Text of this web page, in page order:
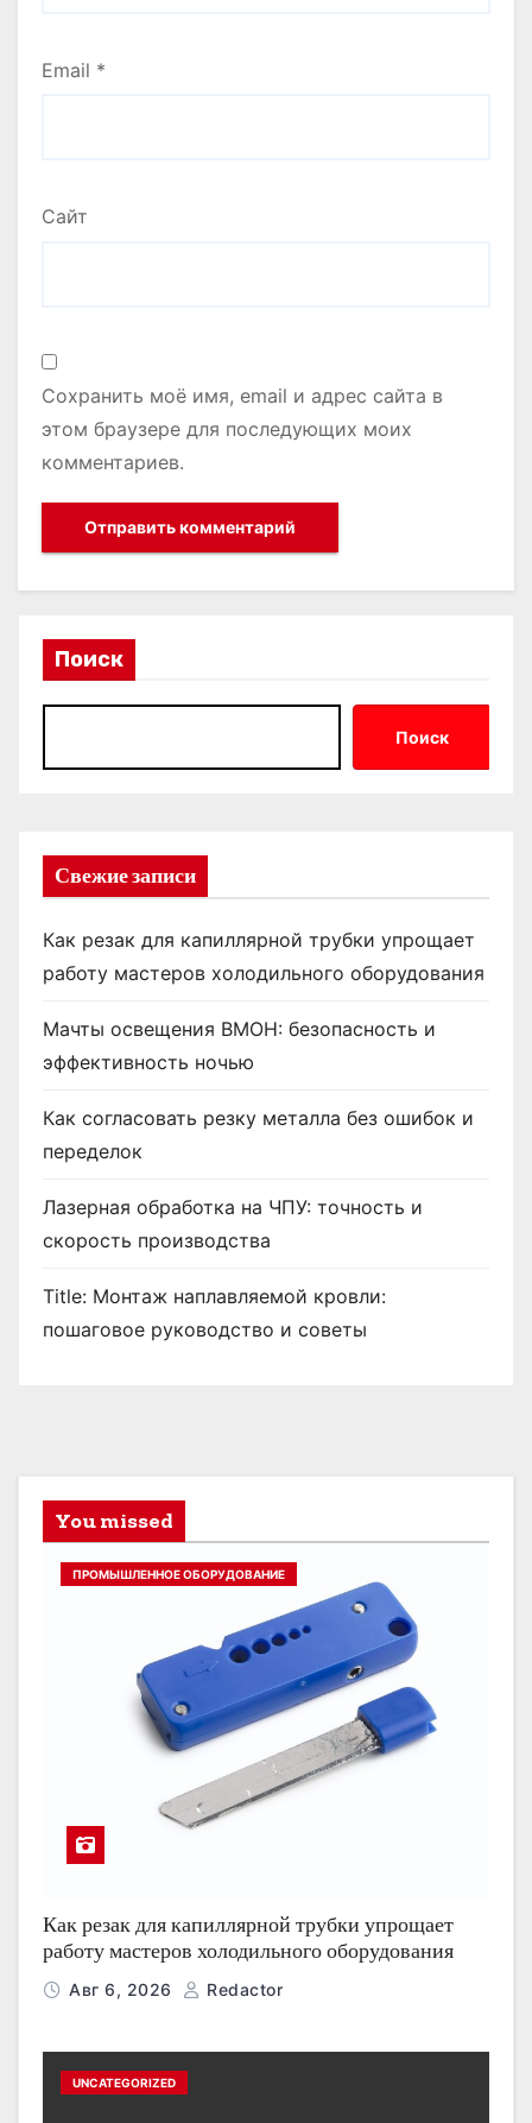
Email *
Сайт
Сохранить моё имя, email и адрес сайта в
этом браузере для последующих моих
комментариев.
Поиск
Поиск
Свежие записи
Как резак для капиллярной трубки упрощает
работу мастеров холодильного оборудования
Мачты освещения ВМОН: безопасность и
эффективность ночью
Как согласовать резку металла без ошибок и
переделок
Лазерная обработка на ЧПУ: точность и
скорость производства
Title: Монтаж наплавляемой кровли:
пошаговое руководство и советы
You missed
ПРОМЫШЛЕННОЕ ОБОРУДОВАНИЕ
Как резак для капиллярной трубки упрощает
работу мастеров холодильного оборудования
Авг 6, 2026 Redactor
UNCATEGORIZED